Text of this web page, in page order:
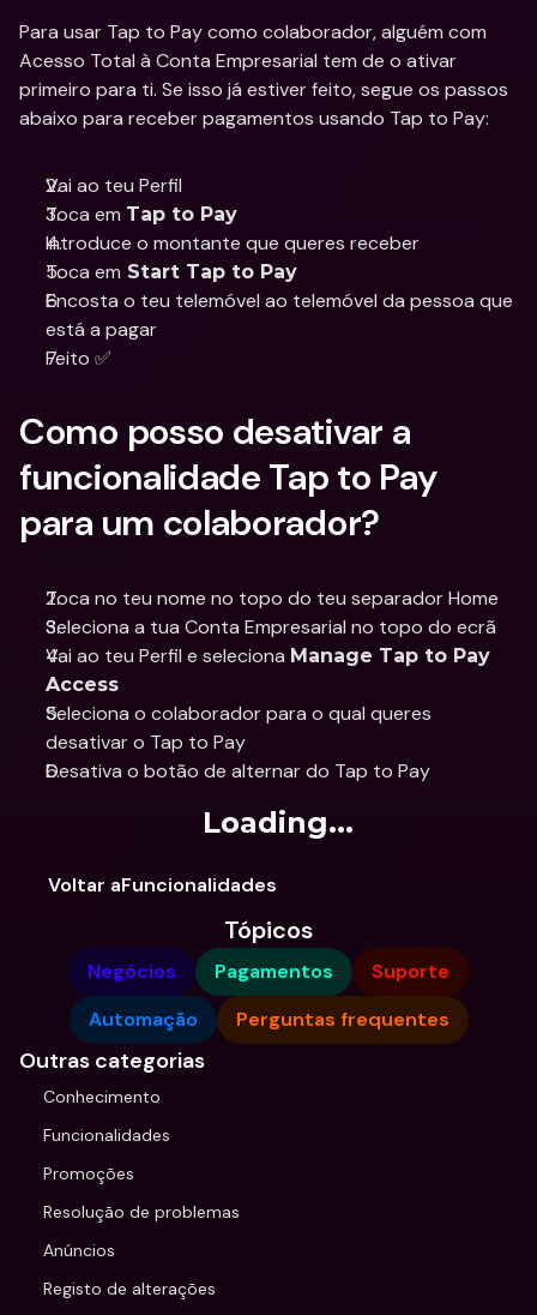
Para usar Tap to Pay como colaborador, alguém com
Acesso Total à Conta Empresarial tem de o ativar
primeiro para ti. Se isso já estiver feito, segue os passos
abaixo para receber pagamentos usando Tap to Pay:
Vai ao teu Perfil
Toca em Tap to Pay
Introduce o montante que queres receber
Toca em Start Tap to Pay
Encosta o teu telemóvel ao telemóvel da pessoa que
está a pagar
Feito ✅
Como posso desativar a
funcionalidade Tap to Pay
para um colaborador?
Toca no teu nome no topo do teu separador Home
Seleciona a tua Conta Empresarial no topo do ecrã
Vai ao teu Perfil e seleciona Manage Tap to Pay
Access
Seleciona o colaborador para o qual queres
desativar o Tap to Pay
Desativa o botão de alternar do Tap to Pay
Loading...
Voltar aFuncionalidades
Tópicos
Negócios Pagamentos
Suporte
Automação
Perguntas frequentes
Outras categorias
Conhecimento
Funcionalidades
Promoções
Resolução de problemas
Anúncios
Registo de alterações